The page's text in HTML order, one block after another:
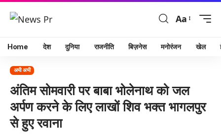
Aa
Home देश दुनिया राजनीति बिज़नेस मनोरंजन खेल
अभी अभी
अंतिम सोमवारी पर बाबा भोलेनाथ को जल
अर्पण करने के लिए लाखों शिव भक्त भागलपुर
से हुए रवाना